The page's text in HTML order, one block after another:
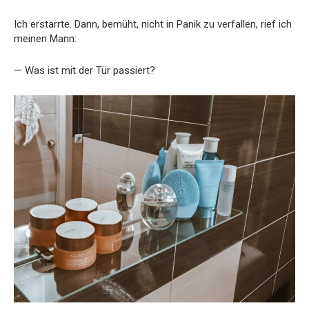
Ich erstarrte. Dann, bemüht, nicht in Panik zu verfallen, rief ich
meinen Mann:
— Was ist mit der Tür passiert?